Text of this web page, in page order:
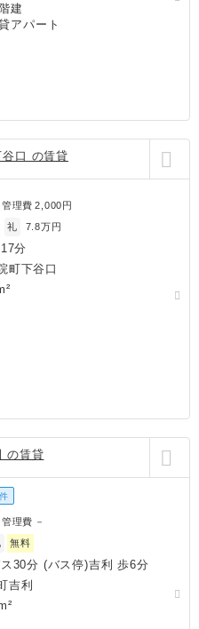
建
アパート
口 の賃貸
管理費 2,000円
礼 7.8万円
分
町下谷口
の賃貸
管理費 －
無料
30分 (バス停)吉利 歩6分
吉利